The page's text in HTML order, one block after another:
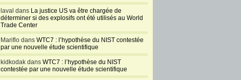
laval dans La justice US va être chargée de
déterminer si des explosifs ont été utilisés au World
Trade Center
Mariflo dans WTC7 : l’hypothèse du NIST contestée
par une nouvelle étude scientifique
kidkodak dans WTC7 : l’hypothèse du NIST
contestée par une nouvelle étude scientifique